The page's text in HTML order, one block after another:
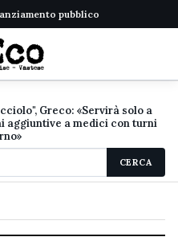
pubblico
Greco: «Servirà solo a
aggiuntive a medici con turni
CERCA